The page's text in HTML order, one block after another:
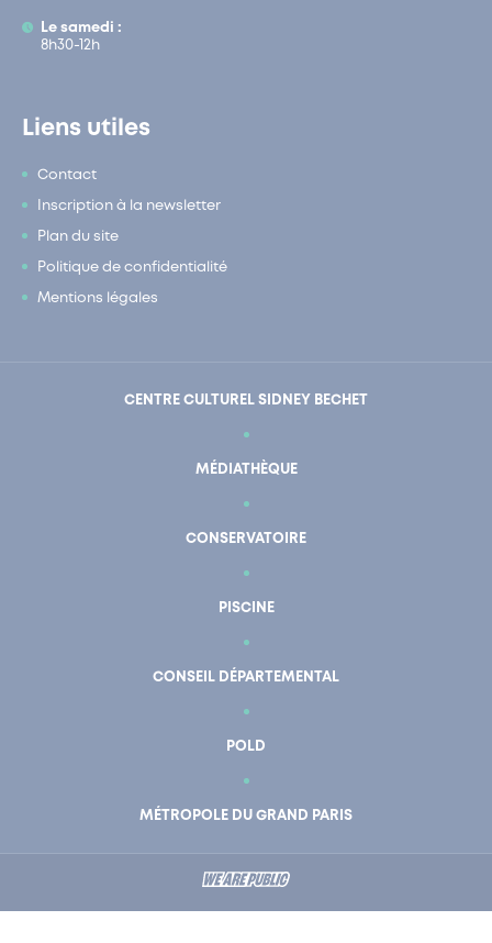
Le samedi :
8h30-12h
Liens utiles
Contact
Inscription à la newsletter
Plan du site
Politique de confidentialité
Mentions légales
CENTRE CULTUREL SIDNEY BECHET
MÉDIATHÈQUE
CONSERVATOIRE
PISCINE
CONSEIL DÉPARTEMENTAL
POLD
MÉTROPOLE DU GRAND PARIS